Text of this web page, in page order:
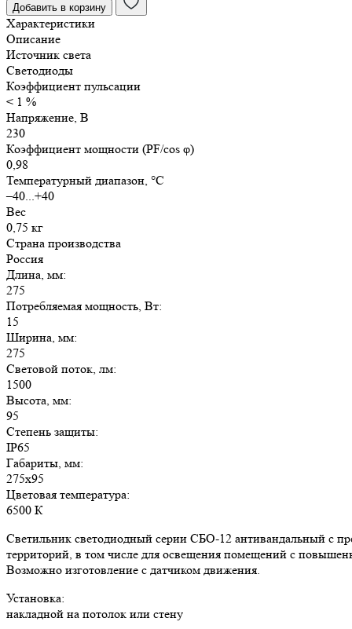
антивандальный
15Вт
(CD)
Добавить в корзину
Характеристики
Описание
Источник света
Светодиоды
Коэффициент пульсации
< 1 %
Напряжение, В
230
Коэффициент мощности (PF/cos φ)
0,98
Температурный диапазон, °C
–40...+40
Вес
0,75 кг
Страна производства
Россия
Длина, мм:
275
Потребляемая мощность, Вт:
15
Ширина, мм:
275
Световой поток, лм:
1500
Высота, мм:
95
Степень защиты:
IP65
Габариты, мм:
275х95
Цветовая температура:
6500 К
Светильник светодиодный серии СБО-12 антивандальный с
территорий, в том числе для освещения помещений с
Возможно изготовление с датчиком движения.
Установка:
накладной на потолок или стену